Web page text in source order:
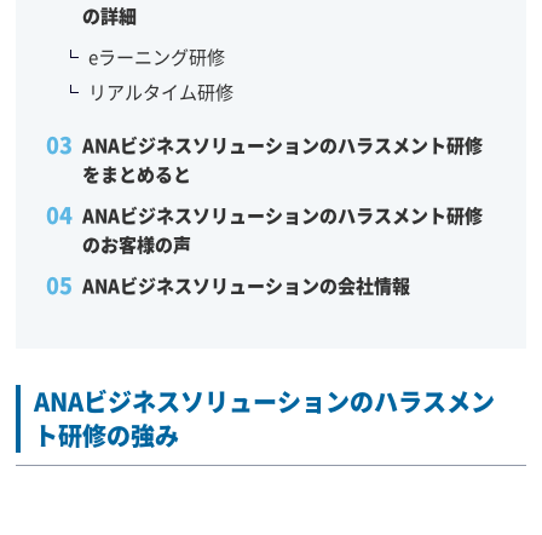
の詳細
eラーニング研修
リアルタイム研修
ANAビジネスソリューションのハラスメント研修
をまとめると
ANAビジネスソリューションのハラスメント研修
のお客様の声
ANAビジネスソリューションの会社情報
ANAビジネスソリューションのハラスメン
ト研修の強み